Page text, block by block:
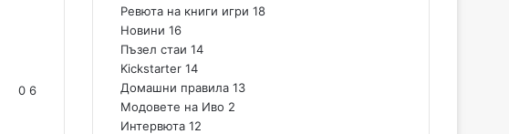
0 6
Ревюта на книги игри 18
Новини 16
Пъзел стаи 14
Kickstarter 14
Домашни правила 13
Модовете на Иво 2
Интервюта 12